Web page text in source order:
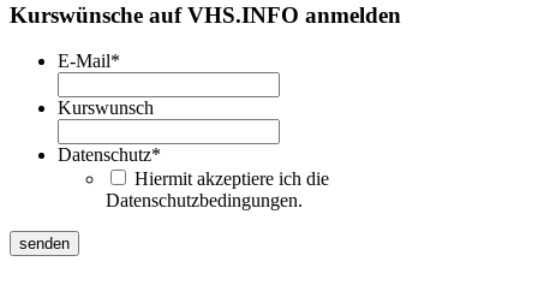
Kurswünsche auf VHS.INFO anmelden
E-Mail*
Kurswunsch
Datenschutz*
Hiermit akzeptiere ich die
Datenschutzbedingungen.